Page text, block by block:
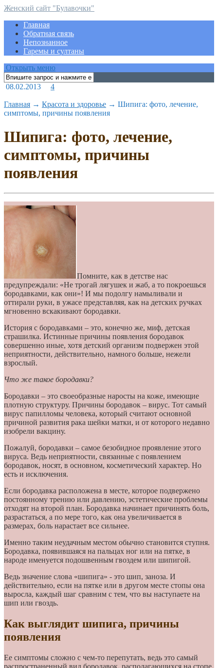
Женский сайт "Булавочки"
Главная
Обратная связь
Непознанное
Гаремы и султаны
Открыть меню
08.02.2013 4
Главная → Красота и здоровье → Шипига: фото, лечение,
симптомы, причины появления
Шипига: фото, лечение,
симптомы, причины
появления
Помните, как в детстве нас
предупреждали: «Не трогай лягушек и жаб, а то покроешься
бородавками, как они»! И мы подолгу намыливали и
оттирали руки, в ужасе представляя, как на детских ручках
мгновенно вскакивают бородавки.
История с бородавками – это, конечно же, миф, детская
страшилка. Истинные причины появления бородавок
совершенно иные, хотя детский организм подвержен этой
неприятности, действительно, намного больше, нежели
взрослый.
Что же такое бородавки?
Бородавки – это своеобразные наросты на коже, имеющие
плотную структуру. Причины бородавок – вирус. Тот самый
вирус папилломы человека, который считают основной
причиной развития рака шейки матки, и от которого недавно
изобрели вакцину.
Пожалуй, бородавки – самое безобидное проявление этого
вируса. Ведь неприятности, связанные с появлением
бородавок, носят, в основном, косметический характер. Но
есть и исключения.
Если бородавка расположена в месте, которое подвержено
постоянному трению или давлению, эстетические проблемы
отходят на второй план. Бородавка начинает причинять боль,
разрастаться, а по мере того, как она увеличивается в
размерах, боль нарастает все сильнее.
Именно таким неудачным местом обычно становится ступня.
Бородавка, появившаяся на пальцах ног или на пятке, в
народе именуется подошвенным гвоздем или шипигой.
Ведь значение слова «шипига» - это шип, заноза. И
действительно, если на пятке или в другом месте стопы она
выросла, каждый шаг сравним с тем, что вы наступаете на
шип или гвоздь.
Как выглядит шипига, причины
появления
Ее симптомы сложно с чем-то перепутать, ведь это самый
распространенный вид бородавок, располагающихся на стопе.